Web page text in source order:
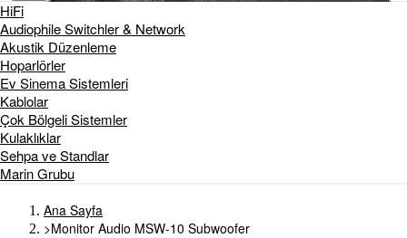
HiFi
Audiophile Switchler & Network
Akustik Düzenleme
Hoparlörler
Ev Sinema Sistemleri
Kablolar
Çok Bölgeli Sistemler
Kulaklıklar
Sehpa ve Standlar
Marin Grubu
Ana Sayfa
>Monitor Audio MSW-10 Subwoofer